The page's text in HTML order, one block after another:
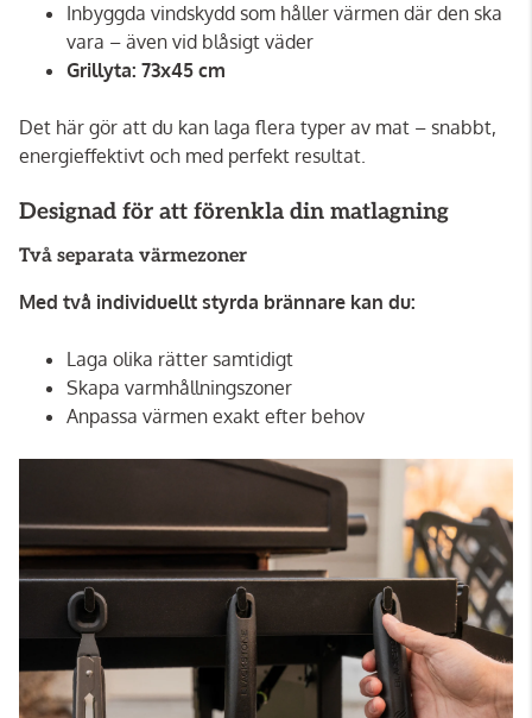
Inbyggda vindskydd som håller värmen där den ska
vara – även vid blåsigt väder
Grillyta: 73x45 cm
Det här gör att du kan laga flera typer av mat – snabbt,
energieffektivt och med perfekt resultat.
Designad för att förenkla din matlagning
Två separata värmezoner
Med två individuellt styrda brännare kan du:
Laga olika rätter samtidigt
Skapa varmhållningszoner
Anpassa värmen exakt efter behov